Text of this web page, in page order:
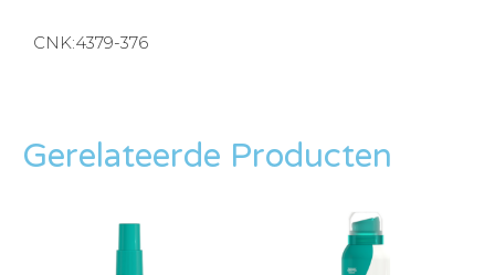
CNK:4379-376
Gerelateerde Producten